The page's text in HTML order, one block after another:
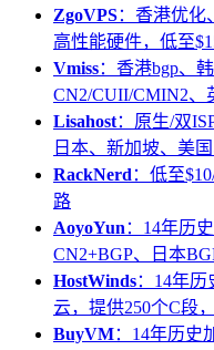
ZgoVPS：香港优化
高性能硬件，低至
Vmiss：香港bgp、
CN2/CUII/CMIN2、
Lisahost：原生/双
日本、新加坡、美
RackNerd：低至
路
AoyoYun：14年历
CN2+BGP、日本
HostWinds：14年
云，提供250个C段
BuyVM：14年历史